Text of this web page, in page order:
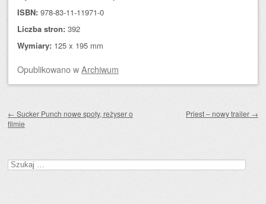
ISBN: 978-83-11-11971-0
Liczba stron: 392
Wymiary: 125 x 195 mm
OpublikowanowArchiwum
← Sucker Punch nowe spoty, reżyser o
filmie
Priest – nowy trailer →
Szukaj: